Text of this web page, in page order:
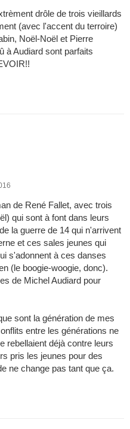
drôle de trois vieillards
(avec l'accent du terroire)
Noël-Noël et Pierre
à Audiard sont parfaits
de René Fallet, avec trois
qui sont à font dans leurs
la guerre de 14 qui n'arrivent
et ces sales jeunes qui
s'adonnent à ces danses
(le boogie-woogie, donc).
de Michel Audiard pour
sont la génération de mes
entre les générations ne
rebellaient déjà contre leurs
pris les jeunes pour des
ne change pas tant que ça.